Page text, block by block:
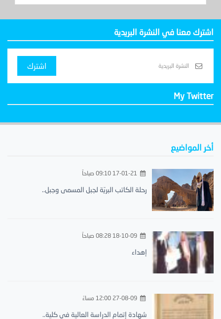
اشترك معنا في النشرة البريدية
اشترك
My Twitter
أخر المواضيع
رحلة الكاتب البريّة لجبل المسمى وجبل..
18-10-09 08:28 صباحاً
إهداء
27-08-09 12:00 مساءً
شهادة إتمام الدراسة العالية في كلية..